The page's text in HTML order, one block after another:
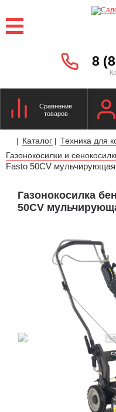
8
Сравнение
товаров
| Каталог | Техника для
Газонокосилки и
Fasto 50CV
Газонокосилка
50CV